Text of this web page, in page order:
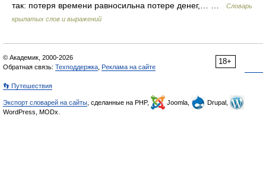
так: потеря времени равносильна потере денег,… …
Словарь
крылатых слов и выражений
18+
© Академик, 2000-2026
Обратная связь: Техподдержка Реклама на сайте
👣 Путешествия
Экспорт словарей на сайты , сделанные на PHP, Joomla,
Drupal,
WordPress, MODx.